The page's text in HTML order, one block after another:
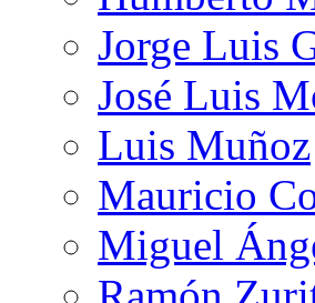
Jorge Luis
José Luis
Luis Muñoz
Mauricio
Miguel